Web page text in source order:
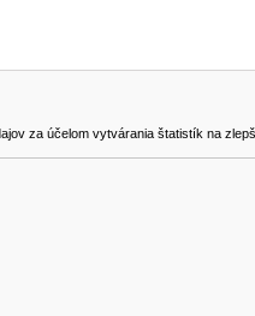
za účelom vytvárania štatistík na